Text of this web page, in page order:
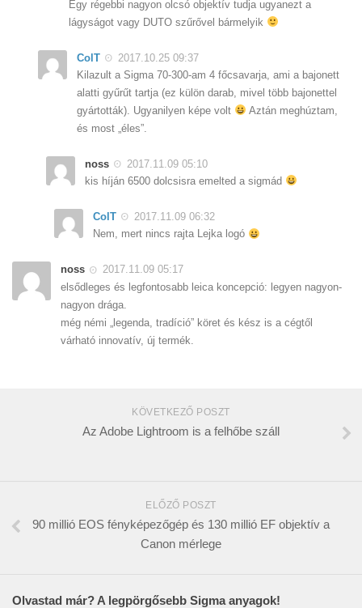
Egy régebbi nagyon olcsó objektív tudja ugyanezt a
lágyságot vagy DUTO szűrővel bármelyik
ColT
2017.10.25 09:37
Kilazult a Sigma 70-300-am 4 főcsavarja, ami a bajonett
alatti gyűrűt tartja (ez külön darab, mivel több bajonettel
gyártották). Ugyanilyen képe volt
Aztán meghúztam,
és most „éles”.
noss
2017.11.09 05:10
kis híján 6500 dolcsisra emelted a sigmád
ColT
2017.11.09 06:32
Nem, mert nincs rajta Lejka logó
noss
2017.11.09 05:17
elsődleges és legfontosabb leica koncepció: legyen nagyon-
nagyon drága.
még némi „legenda, tradíció” köret és kész is a cégtől
várható innovatív, új termék.
KÖVETKEZŐ POSZT
Az Adobe Lightroom is a felhőbe száll
ELŐZŐ POSZT
90 millió EOS fényképezőgép és 130 millió EF objektív a
Canon mérlege
Olvastad már? A legpörgősebb Sigma anyagok!